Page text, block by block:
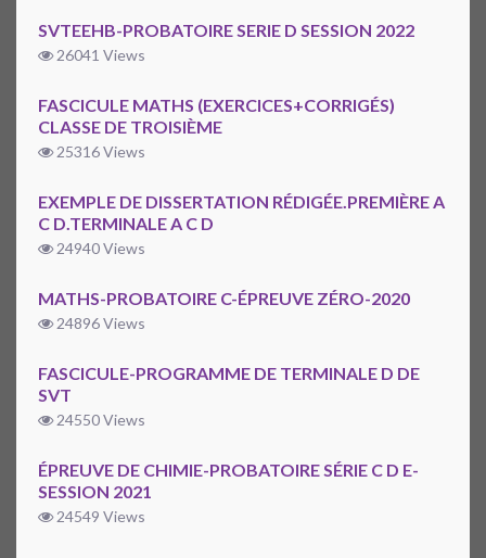
SVTEEHB-PROBATOIRE SERIE D SESSION 2022
26041 Views
FASCICULE MATHS (EXERCICES+CORRIGÉS)
CLASSE DE TROISIÈME
25316 Views
EXEMPLE DE DISSERTATION RÉDIGÉE.PREMIÈRE A
C D.TERMINALE A C D
24940 Views
MATHS-PROBATOIRE C-ÉPREUVE ZÉRO-2020
24896 Views
FASCICULE-PROGRAMME DE TERMINALE D DE
SVT
24550 Views
ÉPREUVE DE CHIMIE-PROBATOIRE SÉRIE C D E-
SESSION 2021
24549 Views